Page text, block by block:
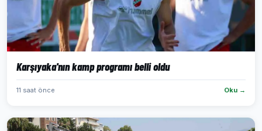
Karşıyaka'nın kamp programı belli oldu
11 saat önce Oku →